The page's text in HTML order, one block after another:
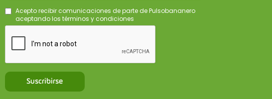
Acepto recibir comunicaciones de parte de Pulsobananero
aceptando los términos y condiciones
Suscribirse